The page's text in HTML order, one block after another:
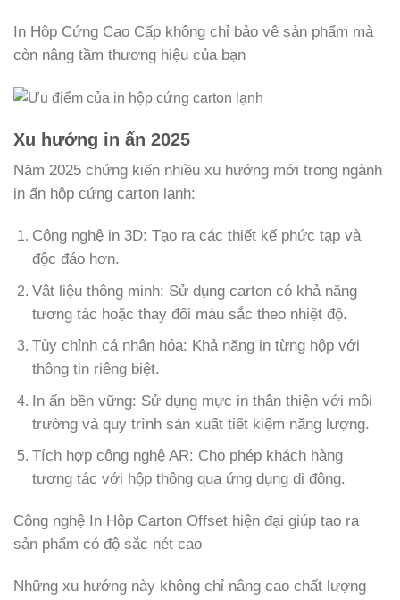
In Hộp Cứng Cao Cấp không chỉ bảo vệ sản phẩm mà
còn nâng tầm thương hiệu của bạn
Xu hướng in ấn 2025
Năm 2025 chứng kiến nhiều xu hướng mới trong ngành
in ấn hộp cứng carton lạnh:
Công nghệ in 3D: Tạo ra các thiết kế phức tạp và
độc đáo hơn.
Vật liệu thông minh: Sử dụng carton có khả năng
tương tác hoặc thay đổi màu sắc theo nhiệt độ.
Tùy chỉnh cá nhân hóa: Khả năng in từng hộp với
thông tin riêng biệt.
In ấn bền vững: Sử dụng mực in thân thiện với môi
trường và quy trình sản xuất tiết kiệm năng lượng.
Tích hợp công nghệ AR: Cho phép khách hàng
tương tác với hộp thông qua ứng dụng di động.
Công nghệ In Hộp Carton Offset hiện đại giúp tạo ra
sản phẩm có độ sắc nét cao
Những xu hướng này không chỉ nâng cao chất lượng